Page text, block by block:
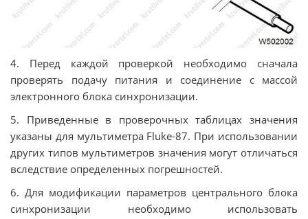
4. Перед каждой проверкой необходимо сначала
проверять подачу питания и соединение с массой
электронного блока синхронизации.
5. Приведенные в проверочных таблицах значения
указаны для мультиметра Fluke-87. При использовании
других типов мультиметров значения могут отличаться
вследствие определенных погрешностей.
6. Для модификации параметров центрального блока
синхронизации необходимо использовать